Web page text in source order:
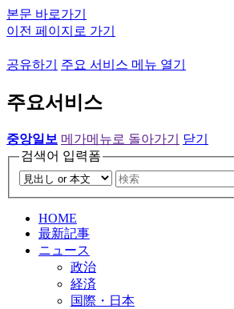
본문 바로가기
이전 페이지로 가기
공유하기 주요 서비스 메뉴 열기
주요서비스
중앙일보 메가메뉴로 돌아가기
닫기
검색어 입력폼
HOME
最新記事
ニュース
政治
経済
国際・日本